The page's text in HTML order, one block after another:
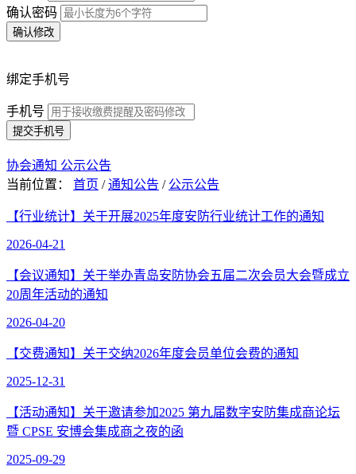
确认密码
确认修改
绑定手机号
手机号
提交手机号
协会通知 公示公告
当前位置： 首页 / 通知公告 / 公示公告
【行业统计】关于开展2025年度安防行业统计工作的通知
2026-04-21
【会议通知】关于举办青岛安防协会五届二次会员大会暨成立
20周年活动的通知
2026-04-20
【交费通知】关于交纳2026年度会员单位会费的通知
2025-12-31
【活动通知】关于邀请参加2025 第九届数字安防集成商论坛
暨 CPSE 安博会集成商之夜的函
2025-09-29